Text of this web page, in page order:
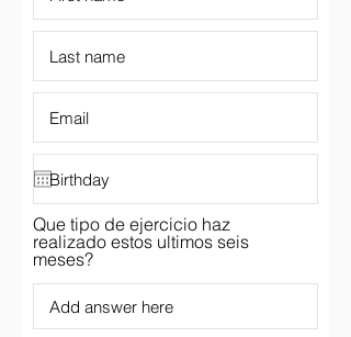
Que tipo de ejercicio haz
realizado estos ultimos seis
meses?